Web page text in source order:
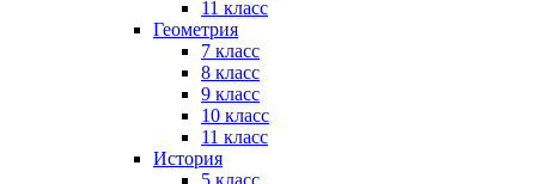
11 класс
Геометрия
7 класс
8 класс
9 класс
10 класс
11 класс
История
5 класс